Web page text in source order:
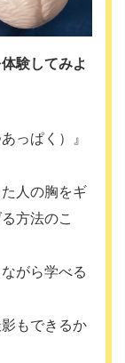
験してみよ
っぱく）』
人の胸をギ
方法のこ
がら学べる
もできるか